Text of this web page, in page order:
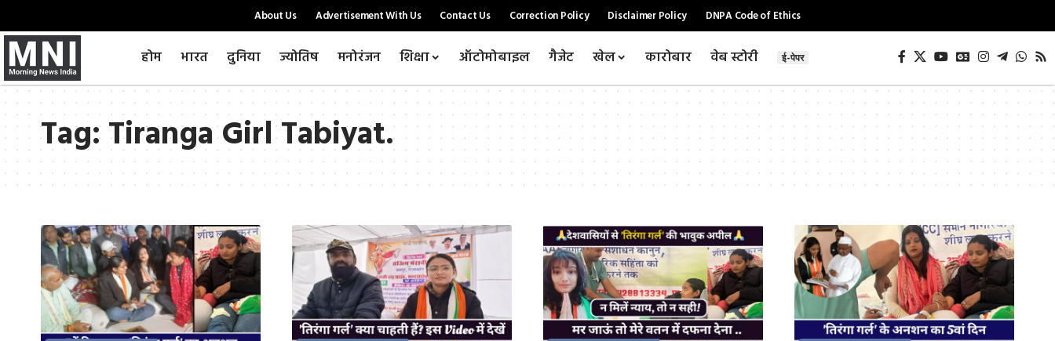
About Us Advertisement With Us Contact Us Correction Policy Disclaimer Policy DNPA Code of Ethics
होम भारत दुनिया ज्योतिष मनोरंजन शिक्षा ऑटोमोबाइल गैजेट खेल कारोबार वेब स्टोरी ई-पेपर
Tag:Tiranga Girl Tabiyat.